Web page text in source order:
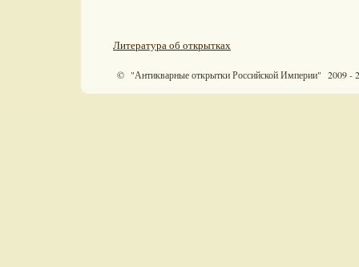
Литература об открытках
© "Антикварные открытки Российской Империи" 2009 -